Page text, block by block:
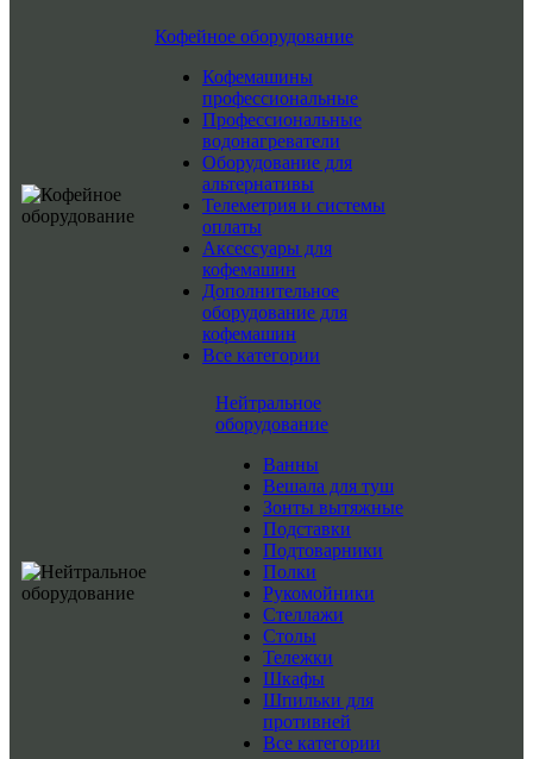
Кофейное оборудование
Кофемашины
профессиональные
Профессиональные
водонагреватели
Оборудование для
альтернативы
Телеметрия и системы
оплаты
Аксессуары для
кофемашин
Дополнительное
оборудование для
кофемашин
Все категории
Нейтральное
оборудование
Ванны
Вешала для туш
Зонты вытяжные
Подставки
Подтоварники
Полки
Рукомойники
Стеллажи
Столы
Тележки
Шкафы
Шпильки для
противней
Все категории